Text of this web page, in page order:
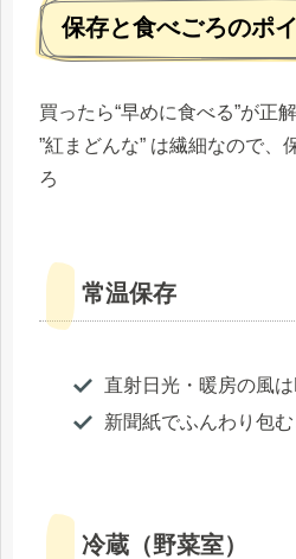
保存と食べごろのポ
買ったら“早めに食べる”が正解
”紅まどんな” は繊細なので、
ろ
常温保存
直射日光・暖房の風
新聞紙でふんわり包
冷蔵（野菜室）